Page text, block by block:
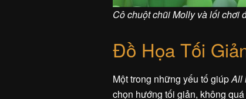
Cô chuột chũi Molly và lối chơi
Đồ Họa Tối
Một trong những yếu tố giúpAll
chọn hướng tối giản, không